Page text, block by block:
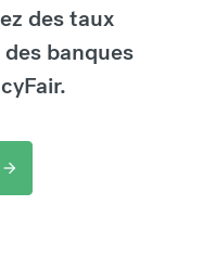
des taux
banques
arrow_forward